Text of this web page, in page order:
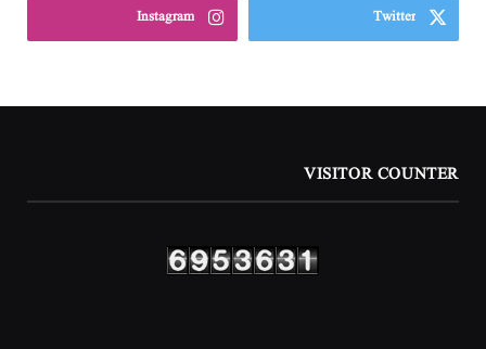
Twitter
Instagram
VISITOR COUNTER